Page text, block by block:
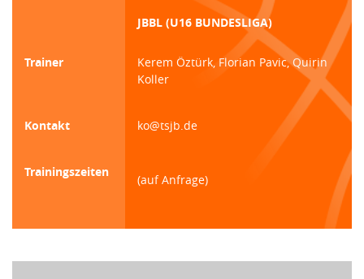
JBBL (U16 BUNDESLIGA)
Trainer
Kerem Öztürk, Florian Pavic, Quirin
Koller
Kontakt ko@tsjb.de
Trainingszeiten
(auf Anfrage)